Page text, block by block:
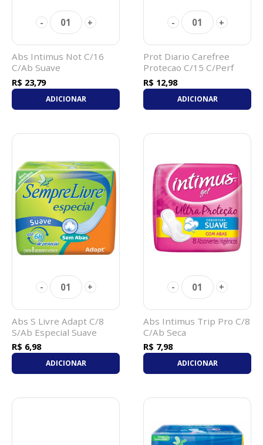
- 01 +
Abs Intimus Not C/16
C/Ab Suave
R$ 23,79
ADICIONAR
- 01 +
Prot Diario Carefree
Protecao C/15 C/Perf
R$ 12,98
ADICIONAR
- 01 +
Abs S Livre Adapt C/8
S/Ab Especial Suave
R$ 6,98
ADICIONAR
- 01 +
Abs Intimus Trip Pro C/8
C/Ab Seca
R$ 7,98
ADICIONAR